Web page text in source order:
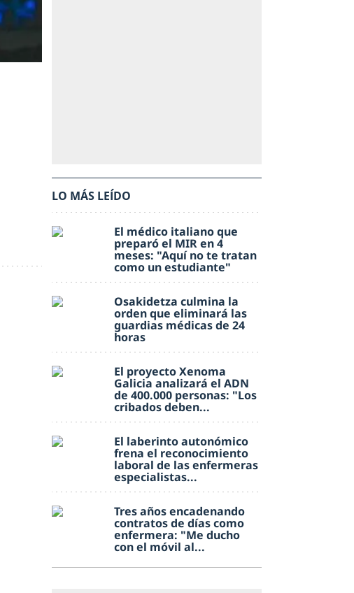
LO MÁS LEÍDO
El médico italiano que
preparó el MIR en 4
meses: "Aquí no te tratan
como un estudiante"
Osakidetza culmina la
orden que eliminará las
guardias médicas de 24
horas
El proyecto Xenoma
Galicia analizará el ADN
de 400.000 personas: "Los
cribados deben...
El laberinto autonómico
frena el reconocimiento
laboral de las enfermeras
especialistas...
Tres años encadenando
contratos de días como
enfermera: "Me ducho
con el móvil al...